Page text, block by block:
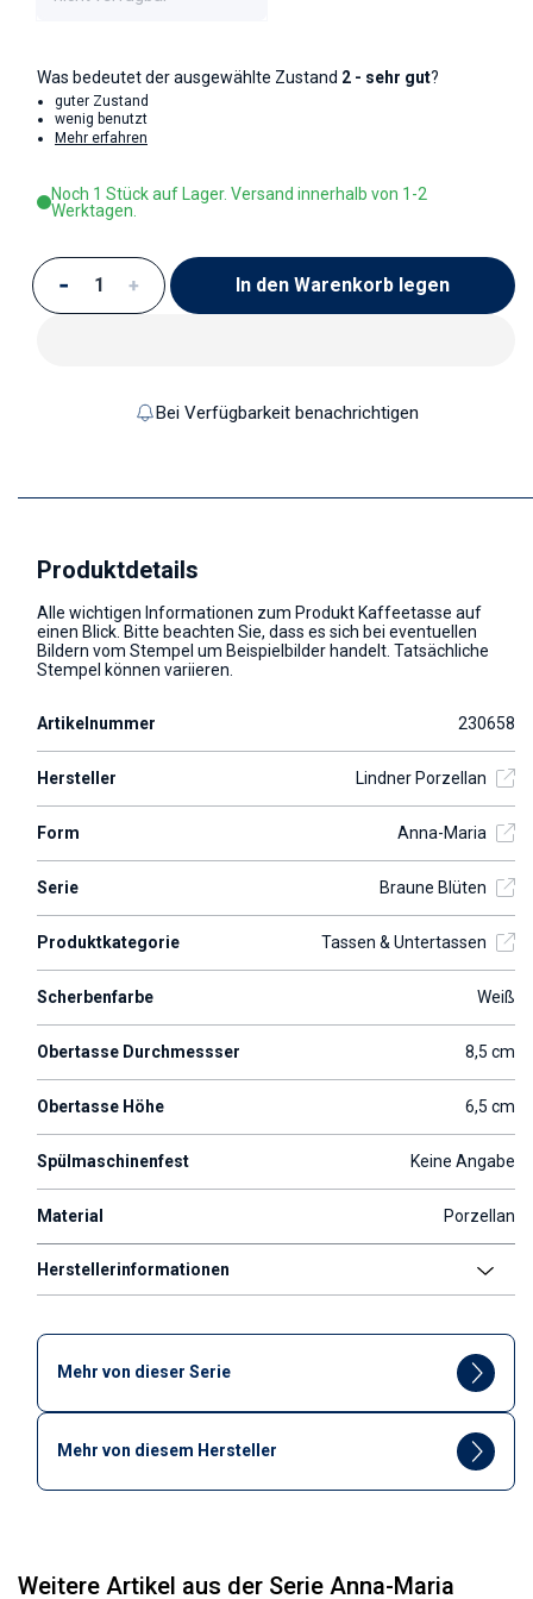
Was bedeutet der ausgewählte Zustand 2 - sehr gut?
guter Zustand
wenig benutzt
Mehr erfahren
Noch 1 Stück auf Lager. Versand innerhalb von 1-2
Werktagen.
Verringere die Menge für Kaffeetasse
Erhöhe die Menge für Kaffeetasse
In den Warenkorb legen
Bei Verfügbarkeit benachrichtigen
Produktdetails
Alle wichtigen Informationen zum Produkt Kaffeetasse auf
einen Blick. Bitte beachten Sie, dass es sich bei eventuellen
Bildern vom Stempel um Beispielbilder handelt. Tatsächliche
Stempel können variieren.
Artikelnummer 230658
Hersteller Lindner Porzellan
Form Anna-Maria
Serie Braune Blüten
Produktkategorie Tassen & Untertassen
Scherbenfarbe Weiß
Obertasse Durchmessser 8,5 cm
Obertasse Höhe 6,5 cm
Spülmaschinenfest Keine Angabe
Material Porzellan
Herstellerinformationen
Mehr von dieser Serie
Mehr von diesem Hersteller
Weitere Artikel aus der Serie Anna-Maria